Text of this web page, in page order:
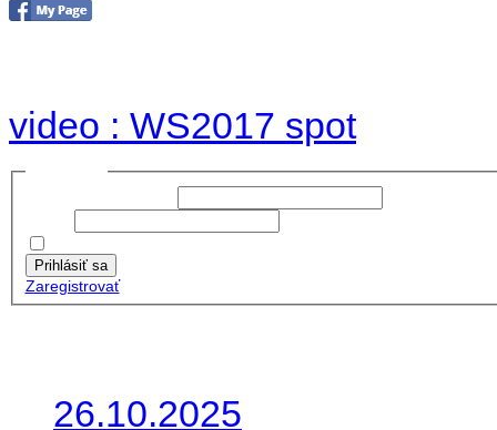
video : WS2017 spot
Prihlásiť sa
Zaregistrovať
26.10.2025